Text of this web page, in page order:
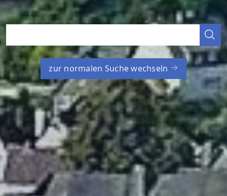
zur normalen Suche wechseln